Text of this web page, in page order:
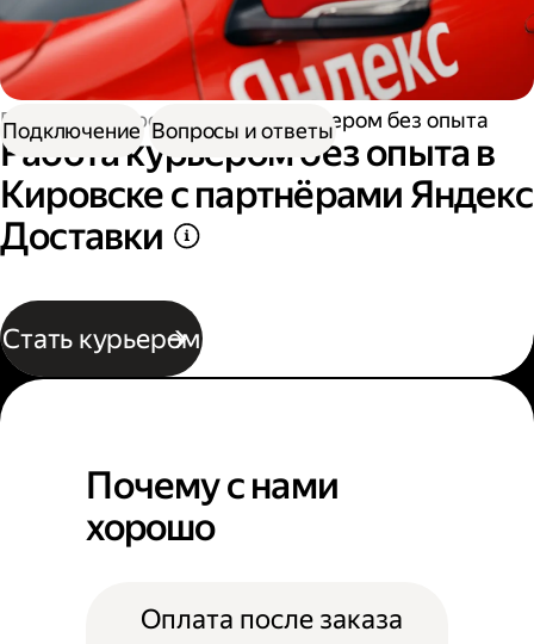
Работа курьером Работа курьером без опыта
Работа курьером без опыта в
Кировске с партнёрами Яндекс
Доставки
Стать курьером
Подключение Вопросы и ответы
Почему с нами
хорошо
Оплата после заказа